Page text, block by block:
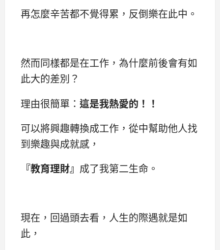
再怎麼辛苦都不覺得累，反倒樂在此中。
然而同樣都是在工作，為什麼前後會有如
此大的差別？
理由很簡單： 這是我熱愛的！！
可以將興趣轉換成工作，從中幫助他人找
到樂趣與成就感，
『教育理財』 成了我第二生命。
現在，回過頭去看，人生的際遇就是如
此，